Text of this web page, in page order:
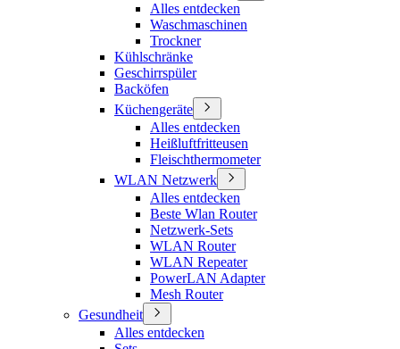
Alles entdecken
Waschmaschinen
Trockner
Kühlschränke
Geschirrspüler
Backöfen
Küchengeräte
Alles entdecken
Heißluftfritteusen
Fleischthermometer
WLAN Netzwerk
Alles entdecken
Beste Wlan Router
Netzwerk-Sets
WLAN Router
WLAN Repeater
PowerLAN Adapter
Mesh Router
Gesundheit
Alles entdecken